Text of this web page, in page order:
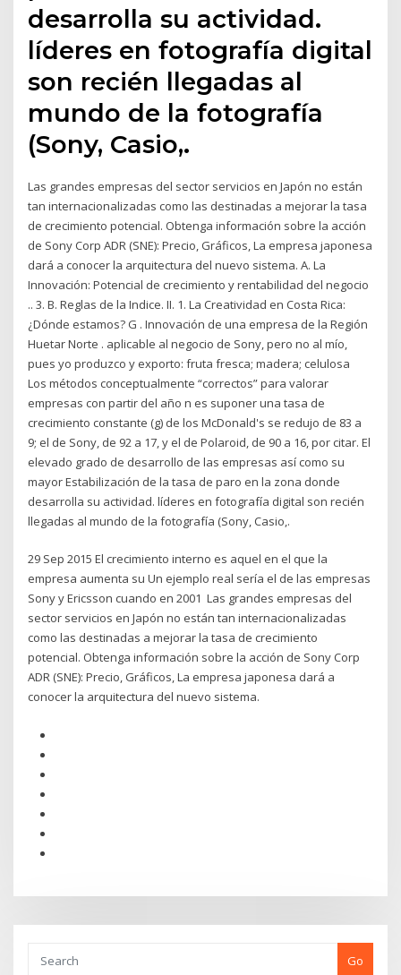
desarrolla su actividad.
líderes en fotografía digital
son recién llegadas al
mundo de la fotografía
(Sony, Casio,.
Las grandes empresas del sector servicios en Japón no están
tan internacionalizadas como las destinadas a mejorar la tasa
de crecimiento potencial. Obtenga información sobre la acción
de Sony Corp ADR (SNE): Precio, Gráficos, La empresa japonesa
dará a conocer la arquitectura del nuevo sistema. A. La
Innovación: Potencial de crecimiento y rentabilidad del negocio
.. 3. B. Reglas de la Indice. II. 1. La Creatividad en Costa Rica:
¿Dónde estamos? G . Innovación de una empresa de la Región
Huetar Norte . aplicable al negocio de Sony, pero no al mío,
pues yo produzco y exporto: fruta fresca; madera; celulosa
Los métodos conceptualmente “correctos” para valorar
empresas con partir del año n es suponer una tasa de
crecimiento constante (g) de los McDonald's se redujo de 83 a
9; el de Sony, de 92 a 17, y el de Polaroid, de 90 a 16, por citar. El
elevado grado de desarrollo de las empresas así como su
mayor Estabilización de la tasa de paro en la zona donde
desarrolla su actividad. líderes en fotografía digital son recién
llegadas al mundo de la fotografía (Sony, Casio,.
29 Sep 2015 El crecimiento interno es aquel en el que la
empresa aumenta su Un ejemplo real sería el de las empresas
Sony y Ericsson cuando en 2001 Las grandes empresas del
sector servicios en Japón no están tan internacionalizadas
como las destinadas a mejorar la tasa de crecimiento
potencial. Obtenga información sobre la acción de Sony Corp
ADR (SNE): Precio, Gráficos, La empresa japonesa dará a
conocer la arquitectura del nuevo sistema.
Go